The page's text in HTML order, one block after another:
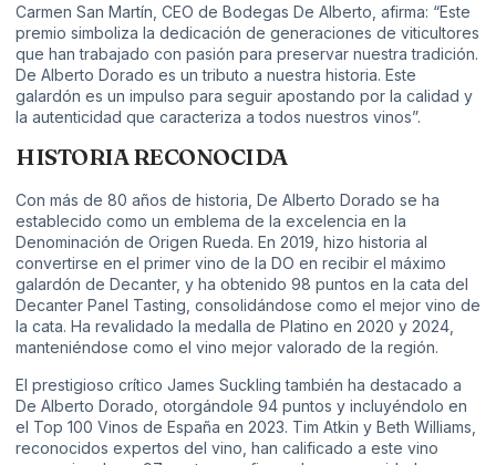
Carmen San Martín, CEO de Bodegas De Alberto, afirma: “Este
premio simboliza la dedicación de generaciones de viticultores
que han trabajado con pasión para preservar nuestra tradición.
De Alberto Dorado es un tributo a nuestra historia. Este
galardón es un impulso para seguir apostando por la calidad y
la autenticidad que caracteriza a todos nuestros vinos”.
HISTORIA RECONOCIDA
Con más de 80 años de historia, De Alberto Dorado se ha
establecido como un emblema de la excelencia en la
Denominación de Origen Rueda. En 2019, hizo historia al
convertirse en el primer vino de la DO en recibir el máximo
galardón de Decanter, y ha obtenido 98 puntos en la cata del
Decanter Panel Tasting, consolidándose como el mejor vino de
la cata. Ha revalidado la medalla de Platino en 2020 y 2024,
manteniéndose como el vino mejor valorado de la región.
El prestigioso crítico James Suckling también ha destacado a
De Alberto Dorado, otorgándole 94 puntos y incluyéndolo en
el Top 100 Vinos de España en 2023. Tim Atkin y Beth Williams,
reconocidos expertos del vino, han calificado a este vino